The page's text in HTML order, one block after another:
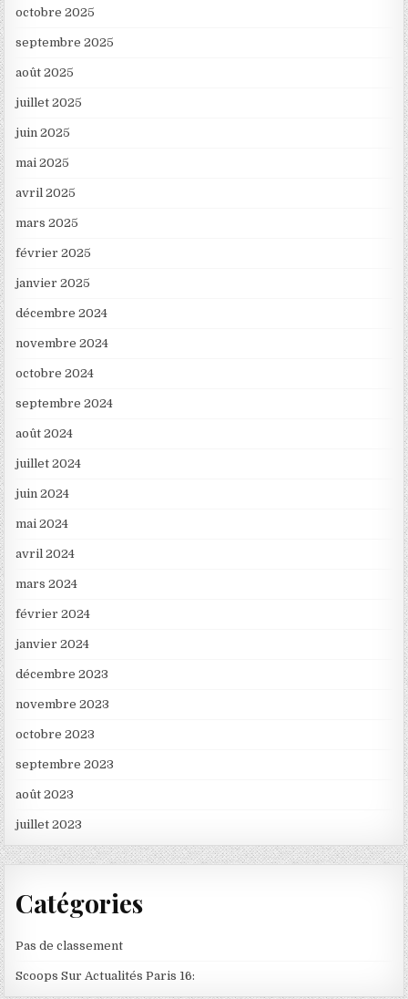
octobre 2025
septembre 2025
août 2025
juillet 2025
juin 2025
mai 2025
avril 2025
mars 2025
février 2025
janvier 2025
décembre 2024
novembre 2024
octobre 2024
septembre 2024
août 2024
juillet 2024
juin 2024
mai 2024
avril 2024
mars 2024
février 2024
janvier 2024
décembre 2023
novembre 2023
octobre 2023
septembre 2023
août 2023
juillet 2023
Catégories
Pas de classement
Scoops Sur Actualités Paris 16: